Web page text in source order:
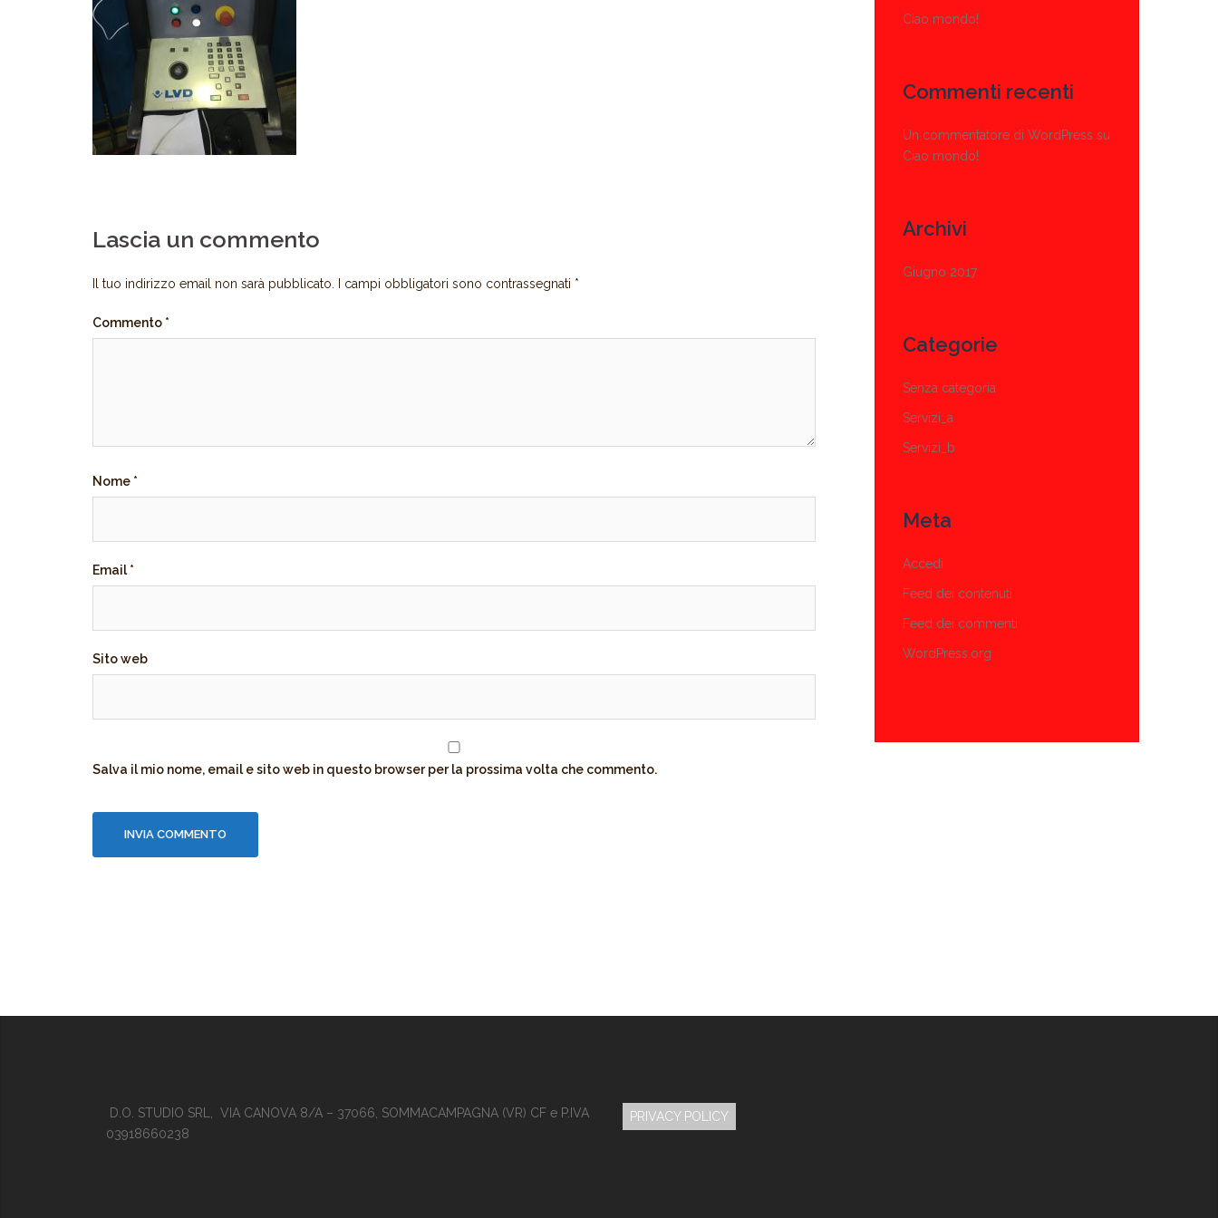
Lascia un commento
Il tuo indirizzo email non sarà pubblicato. I campi obbligatori sono contrassegnati *
Commento *
Nome *
Email*
Sito web
Salva il mio nome, email e sito web in questo browser per la prossima volta che commento.
Ciao mondo!
Commenti recenti
Un commentatore di WordPress su
Ciao mondo!
Archivi
Giugno 2017
Categorie
Senza categoria
Servizi_a
Servizi_b
Meta
Accedi
Feed dei contenuti
Feed dei commenti
WordPress.org
D.O. STUDIO SRL, VIA CANOVA 8/A – 37066, SOMMACAMPAGNA (VR) CF e P.IVA
03918660238
PRIVACY POLICY